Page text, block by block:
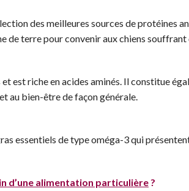
des meilleures sources de
de terre pour convenir aux chiens souffrant
est riche en acides aminés. Il constitue
au bien-être de façon générale.
essentiels de type oméga-3 qui
d’une alimentation particulière?